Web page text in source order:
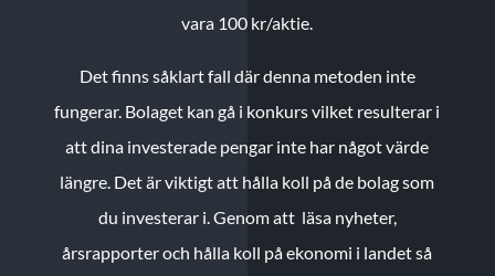
vara 100 kr/aktie.
Det finns såklart fall där denna metoden inte
fungerar. Bolaget kan gå i konkurs vilket resulterar i
att dina investerade pengar inte har något värde
längre. Det är viktigt att hålla koll på de bolag som
du investerar i. Genom att läsa nyheter,
årsrapporter och hålla koll på ekonomi i landet så